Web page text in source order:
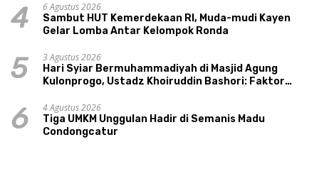
4
6 Agustus 2026
Sambut HUT Kemerdekaan RI, Muda-mudi Kayen
Gelar Lomba Antar Kelompok Ronda
5
3 Agustus 2026
Hari Syiar Bermuhammadiyah di Masjid Agung
Kulonprogo, Ustadz Khoiruddin Bashori: Faktor
6
4 Agustus 2026
Tiga UMKM Unggulan Hadir di Semanis Madu
Condongcatur